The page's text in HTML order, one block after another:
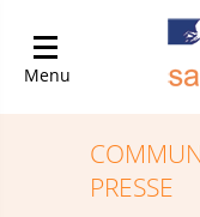
Menu
PRESSE